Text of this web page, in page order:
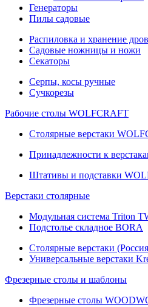
Генераторы
Пилы садовые
Распиловка и хранение дров
Садовые ножницы и ножи
Секаторы
Серпы, косы ручные
Сучкорезы
Рабочие столы WOLFCRAFT
Столярные верстаки
Принадлежности к
Штативы и подставки
Верстаки столярные
Модульная система Triton
Подстолье складное BORA
Столярные верстаки
Универсальные верстаки
Фрезерные столы и шаблоны
Фрезерные столы